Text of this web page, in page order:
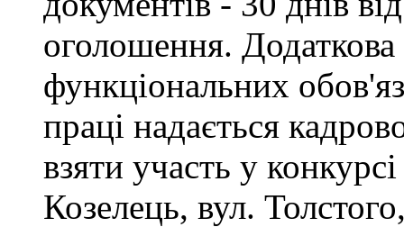
оголошення.
функціональних
праці надається
взяти участь у
Козелець, вул.